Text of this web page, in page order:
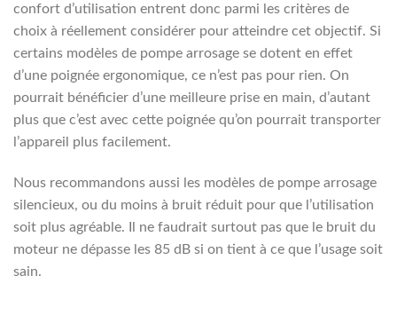
confort d’utilisation entrent donc parmi les critères de
choix à réellement considérer pour atteindre cet objectif. Si
certains modèles de pompe arrosage se dotent en effet
d’une poignée ergonomique, ce n’est pas pour rien. On
pourrait bénéficier d’une meilleure prise en main, d’autant
plus que c’est avec cette poignée qu’on pourrait transporter
l’appareil plus facilement.
Nous recommandons aussi les modèles de pompe arrosage
silencieux, ou du moins à bruit réduit pour que l’utilisation
soit plus agréable. Il ne faudrait surtout pas que le bruit du
moteur ne dépasse les 85 dB si on tient à ce que l’usage soit
sain.